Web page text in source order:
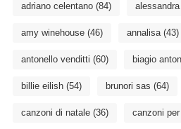
adriano celentano(84)
amy winehouse(46) annalisa(43)
antonello venditti (60) biagio
billie eilish(54) brunori sas (64)
canzoni di natale(36) canzoni